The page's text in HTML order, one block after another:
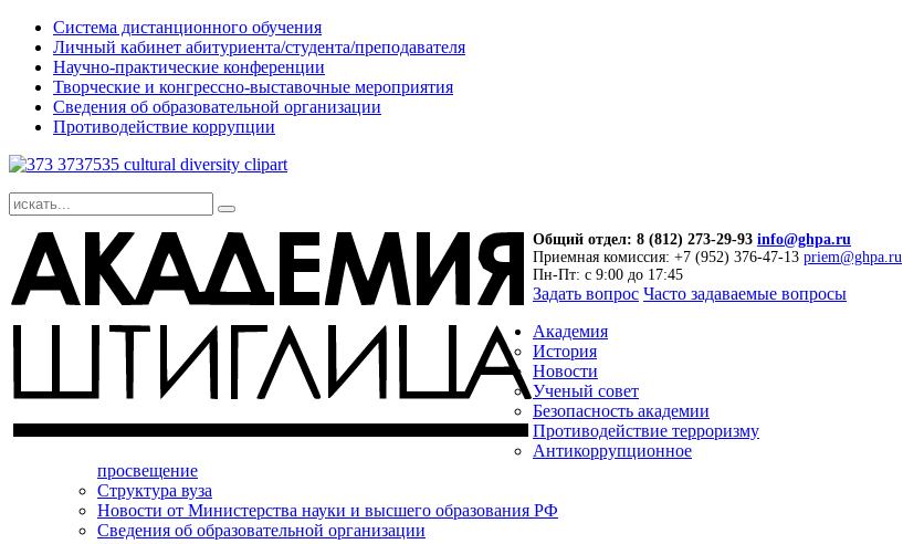
Система дистанционного обучения
Личный кабинет абитуриента/студента/преподавателя
Научно-практические конференции
Творческие и конгрессно-выставочные мероприятия
Сведения об образовательной организации
Противодействие коррупции
Общий отдел: 8 (812) 273-29-93 info@ghpa.ru
Приемная комиссия: +7 (952) 376-47-13 priem@ghpa.ru
Пн-Пт: с 9:00 до 17:45
Задать вопрос Часто задаваемые вопросы
Академия
История
Новости
Ученый совет
Безопасность академии
Противодействие терроризму
Антикоррупционное
просвещение
Структура вуза
Новости от Министерства науки и высшего образования РФ
Сведения об образовательной организации